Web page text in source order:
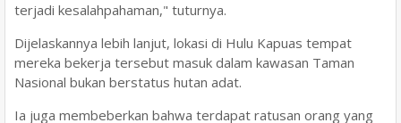
terjadi kesalahpahaman," tuturnya.
Dijelaskannya lebih lanjut, lokasi di Hulu Kapuas tempat
mereka bekerja tersebut masuk dalam kawasan Taman
Nasional bukan berstatus hutan adat.
Ia juga membeberkan bahwa terdapat ratusan orang yang